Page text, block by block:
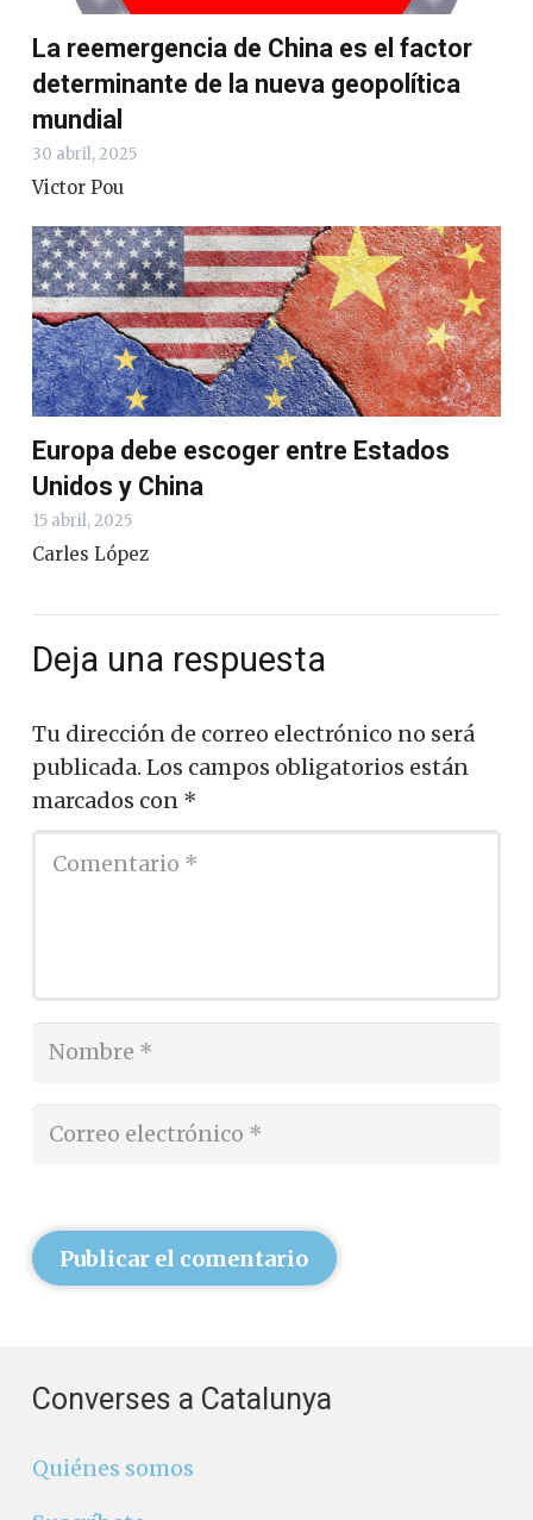
La reemergencia de China es el factor
determinante de la nueva geopolítica
mundial
30 abril, 2025
Victor Pou
Europa debe escoger entre Estados
Unidos y China
15 abril, 2025
Carles López
Deja una respuesta
Tu dirección de correo electrónico no será
publicada. Los campos obligatorios están
marcados con *
Publicar el comentario
Converses a Catalunya
Quiénes somos